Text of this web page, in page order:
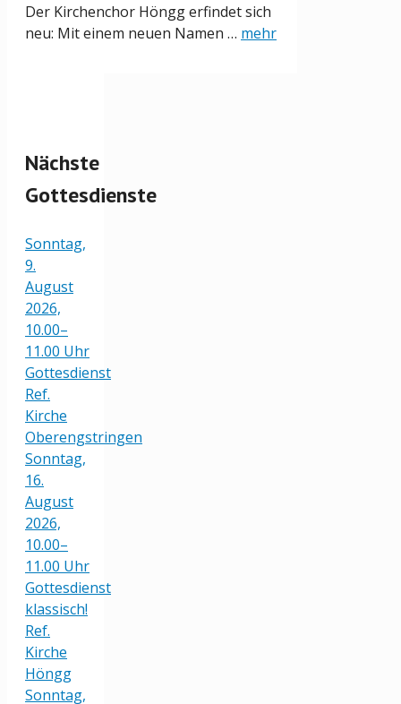
Der Kirchenchor Höngg erfindet sich
neu: Mit einem neuen Namen … mehr
Nächste
Gottesdienste
Sonntag,
9.
August
2026,
10.00–
11.00 Uhr
Gottesdienst
Ref.
Kirche
Oberengstringen
Sonntag,
16.
August
2026,
10.00–
11.00 Uhr
Gottesdienst
klassisch!
Ref.
Kirche
Höngg
Sonntag,